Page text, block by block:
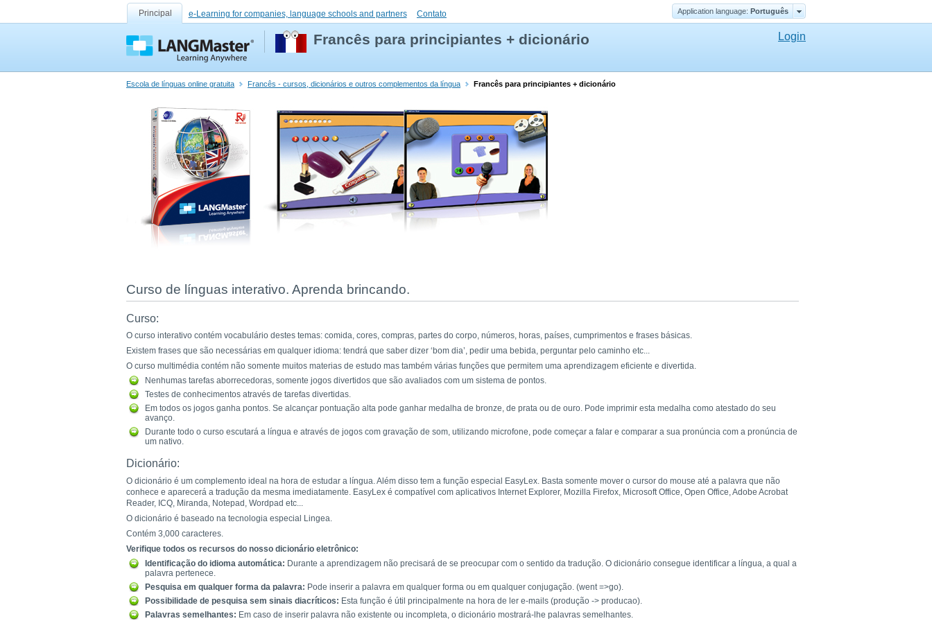
Principal e-Learning for companies, language schools and partners Contato Application language: Português
Francês para principiantes + dicionário Login
Escola de línguas online gratuita Francês - cursos, dicionários e outros complementos da língua Francês para principiantes + dicionário
Curso de línguas interativo. Aprenda brincando.
Curso:
O curso interativo contém vocabulário destes temas: comida, cores, compras, partes do corpo, números, horas, países, cumprimentos e frases básicas.
Existem frases que são necessárias em qualquer idioma: tendrá que saber dizer ‘bom dia’, pedir uma bebida, perguntar pelo caminho etc...
O curso multimédia contém não somente muitos materias de estudo mas também várias funções que permitem uma aprendizagem eficiente e divertida.
Nenhumas tarefas aborrecedoras, somente jogos divertidos que são avaliados com um sistema de pontos.
Testes de conhecimentos através de tarefas divertidas.
Em todos os jogos ganha pontos. Se alcançar pontuação alta pode ganhar medalha de bronze, de prata ou de ouro. Pode imprimir esta medalha como atestado do seu
avanço.
Durante todo o curso escutará a língua e através de jogos com gravação de som, utilizando microfone, pode começar a falar e comparar a sua pronúncia com a pronúncia de
um nativo.
Dicionário:
O dicionário é um complemento ideal na hora de estudar a língua. Além disso tem a função especial EasyLex. Basta somente mover o cursor do mouse até a palavra que não
conhece e aparecerá a tradução da mesma imediatamente. EasyLex é compatível com aplicativos Internet Explorer, Mozilla Firefox, Microsoft Office, Open Office, Adobe Acrobat
Reader, ICQ, Miranda, Notepad, Wordpad etc...
O dicionário é baseado na tecnologia especial Lingea.
Contém 3,000 caracteres.
Verifique todos os recursos do nosso dicionário eletrônico:
Identificação do idioma automática: Durante a aprendizagem não precisará de se preocupar com o sentido da tradução. O dicionário consegue identificar a língua, a qual a
palavra pertenece.
Pesquisa em qualquer forma da palavra: Pode inserir a palavra em qualquer forma ou em qualquer conjugação. (went =>go).
Possibilidade de pesquisa sem sinais diacríticos: Esta função é útil principalmente na hora de ler e-mails (produção -> producao).
Palavras semelhantes: Em caso de inserir palavra não existente ou incompleta, o dicionário mostrará-lhe palavras semelhantes.